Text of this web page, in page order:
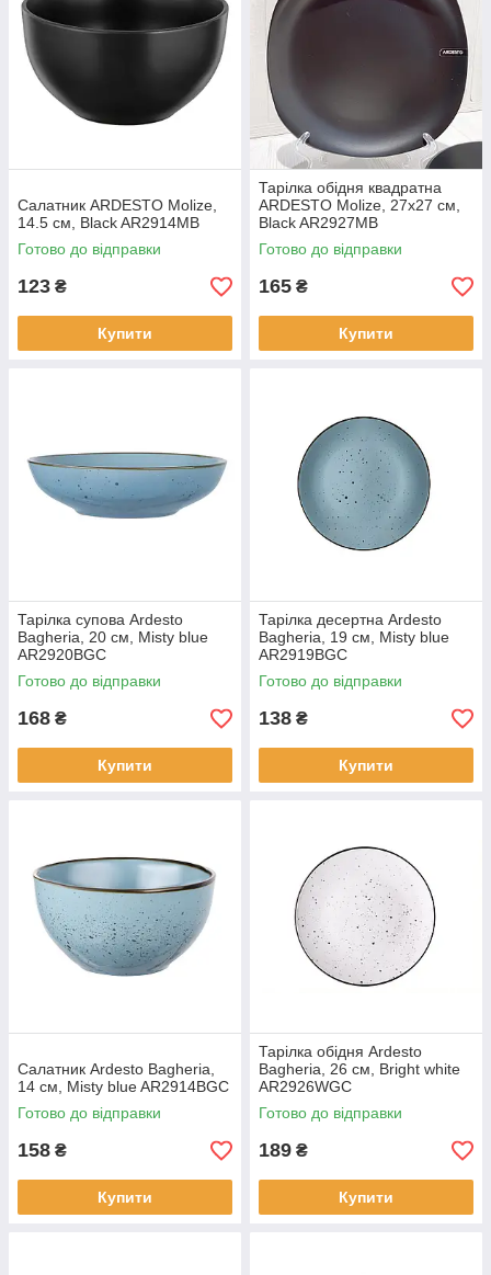
Салатник ARDESTO Molize,
14.5 см, Black AR2914MB
Готово до відправки
123 ₴
Купити
Тарілка обідня квадратна
ARDESTO Molize, 27х27 см,
Black AR2927MB
Готово до відправки
165 ₴
Купити
Тарілка супова Ardesto
Bagheria, 20 см, Misty blue
AR2920BGC
Готово до відправки
168 ₴
Купити
Тарілка десертна Ardesto
Bagheria, 19 см, Misty blue
AR2919BGC
Готово до відправки
138 ₴
Купити
Салатник Ardesto Bagheria,
14 см, Misty blue AR2914BGC
Готово до відправки
158 ₴
Купити
Тарілка обідня Ardesto
Bagheria, 26 см, Bright white
AR2926WGC
Готово до відправки
189 ₴
Купити